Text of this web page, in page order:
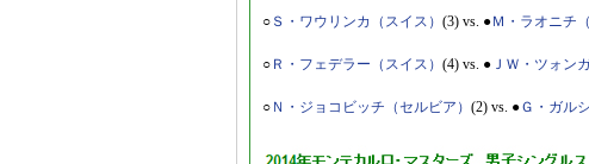
○ Ｓ・ワウリンカ（スイス） (3) vs. ●Ｍ・ラオニチ
○ Ｒ・フェデラー（スイス） (4) vs. ● ＪＷ・ツォン
○ Ｎ・ジョコビッチ（セルビア） (2) vs. ●Ｇ・ガル